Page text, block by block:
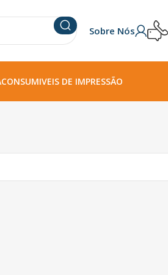
Sobre Nós
CONSUMIVEIS DE IMPRESSÃO